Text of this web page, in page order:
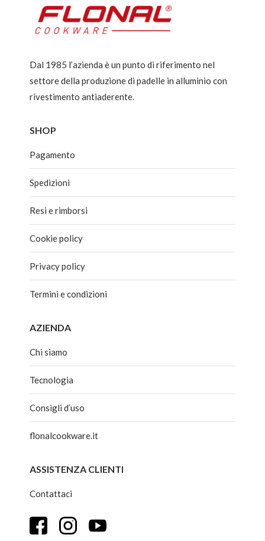
Dal 1985 l’azienda è un punto di riferimento nel
settore della produzione di padelle in alluminio con
rivestimento antiaderente.
SHOP
Pagamento
Spedizioni
Resi e rimborsi
Cookie policy
Privacy policy
Termini e condizioni
AZIENDA
Chi siamo
Tecnologia
Consigli d’uso
flonalcookware.it
ASSISTENZA CLIENTI
Contattaci